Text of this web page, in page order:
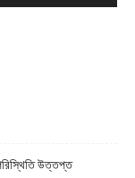
পরিস্থিতি উত্তপ্ত